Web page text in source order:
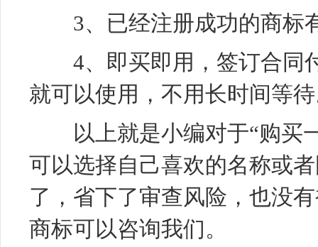
3、已经注册成功的商标
4、即买即用，签订合同
就可以使用，不用长时间等
以上就是小编对于“购买
可以选择自己喜欢的名称或
了，省下了审查风险，也没
商标可以咨询我们。